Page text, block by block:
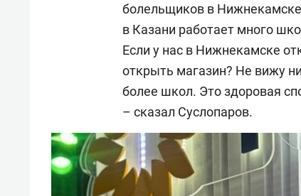
болельщиков в
в Казани работает много
Если у нас в Нижнекамске
открыть магазин? Не вижу
более школ. Это здоровая
– сказал Суслопаров.